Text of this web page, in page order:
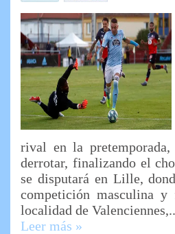
rival en la
derrotar, finalizando el
se disputará en Lille,
competición masculina y
localidad de
Leer más »